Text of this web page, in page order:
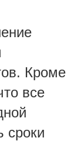
Кроме
все
сроки